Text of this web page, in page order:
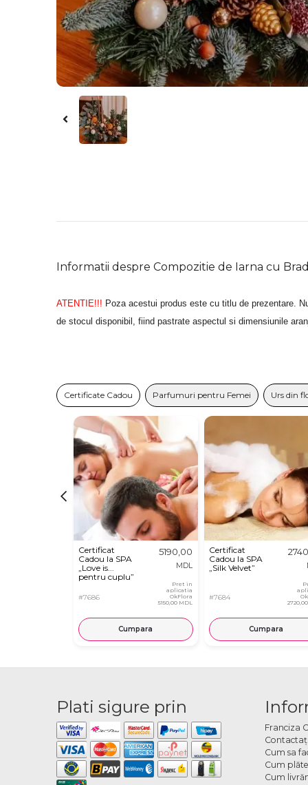
Informatii despre Compozitie de Iarna cu
ATENTIE!!! Poza acestui produs este cu titlu de prezentare.
de stocul disponibil, fiind pastrate aspectul si dimensiunile
Certificate Cadou Parfumuri pentru Femei Urs din
Certificat
Cadou la SPA
„Love is...
pentru cuplu”
#7686
5190,00
MDL
Pret in
aplicatia
OkFlora
5150,00 MDL
Cumpara
Certificat
Cadou la SPA
„Silk Velvet”
#7684
Cumpara
Plati sigure prin
Franciza
Cum sa
Cum
Cum